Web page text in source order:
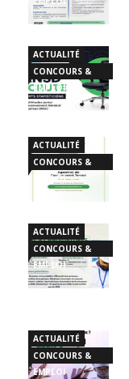
ACTUALITÉ
CONCOURS &
EMPLOI
ACTUALITÉ
CONCOURS &
EMPLOI
ACTUALITÉ
CONCOURS &
EMPLOI
ACTUALITÉ
CONCOURS &
EMPLOI